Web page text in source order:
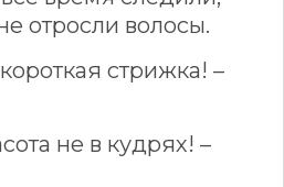
отросли волосы.
стрижка! –
не в кудрях! –